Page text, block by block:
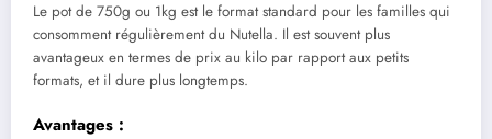
Le pot de 750g ou 1kg est le format standard pour les familles qui
consomment régulièrement du Nutella. Il est souvent plus
avantageux en termes de prix au kilo par rapport aux petits
formats, et il dure plus longtemps.
Avantages :